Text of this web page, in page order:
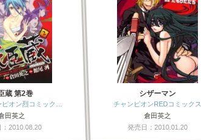
蔵 第2巻
オン烈コミック…
田英之
：2010.08.20
シザーマン
チャンピオンREDコミックス
倉田英之
発売日：2010.01.20